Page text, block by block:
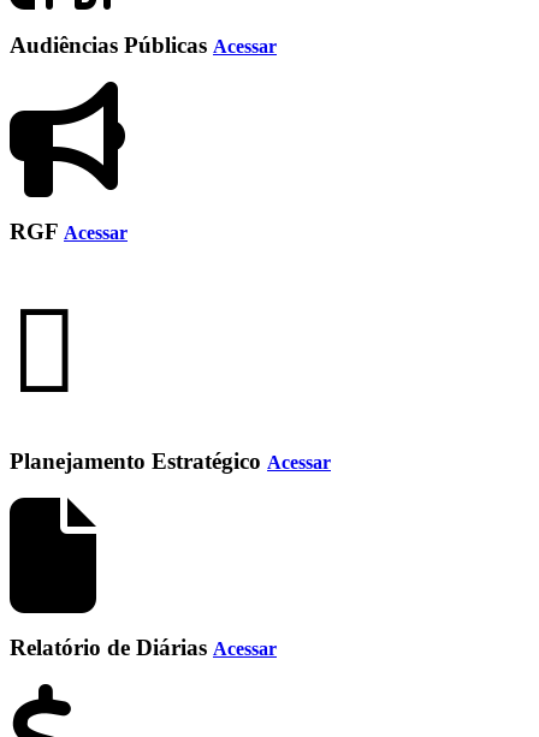
Audiências Públicas Acessar
RGF Acessar
Planejamento Estratégico Acessar
Relatório de Diárias Acessar